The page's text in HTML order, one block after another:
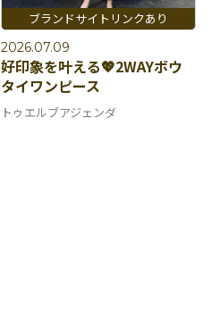
2026.07.09
好印象を叶える💖2WAYボウ
タイワンピース
トゥエルブアジェンダ